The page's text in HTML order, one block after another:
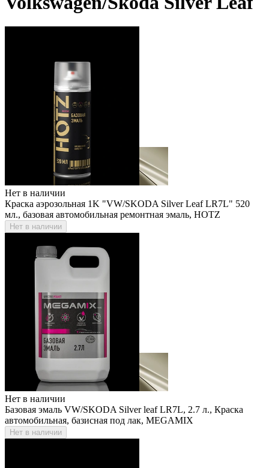
Нет в наличии
Краска аэрозольная 1K "VW/SKODA Silver Leaf LR7L" 520
мл., базовая автомобильная ремонтная эмаль, HOTZ
Нет в наличии
Нет в наличии
Базовая эмаль VW/SKODA Silver leaf LR7L, 2.7 л., Краска
автомобильная, базисная под лак, MEGAMIX
Нет в наличии